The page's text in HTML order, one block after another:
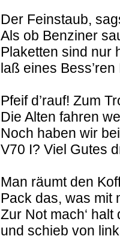
Der Feinstaub,
Als ob Benziner
Plaketten sind nur
laß eines
Pfeif d’rauf! Zum
Die Alten fahren
Noch haben wir
V70 I? Viel Gutes
Man räumt den
Pack das, was mit
Zur Not mach‘
und schieb von